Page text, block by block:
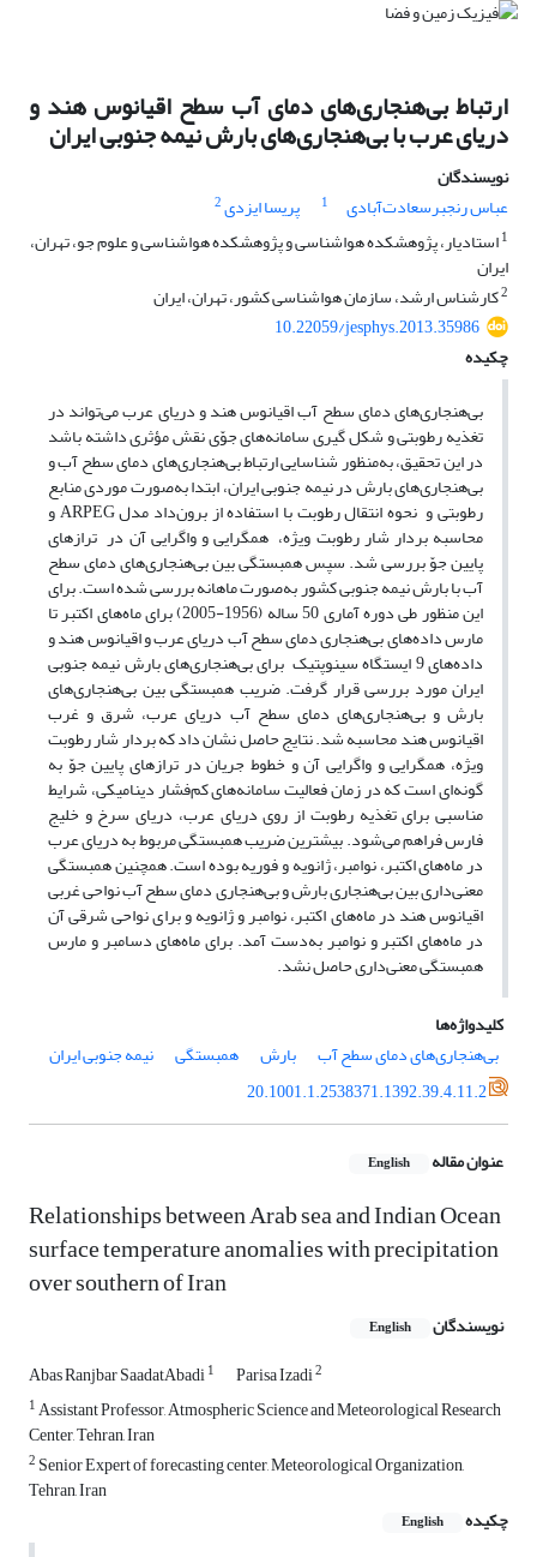
ارتباط بی‌هنجاری‌های دمای آب سطح اقیانوس هند و
دریای عرب با بی‌هنجاری‌های بارش نیمه جنوبی ایران
نویسندگان
عباس رنجبرسعادت‌آبادی
1 پریسا ایزدی2
1استادیار، پژوهشکده هواشناسی و پژوهشکده هواشناسی و علوم جو، تهران،
ایران
2کارشناس ارشد، سازمان هواشناسی کشور، تهران، ایران
10.22059/jesphys.2013.35986
چکیده
بی‌هنجاری‌‌های دمای سطح آب اقیانوس هند و دریای عرب می‌تواند در
تغذیه رطوبتی و شکل گیری سامانه‌های جوّی نقش مؤثری داشته باشد
در این تحقیق، به‌منظور شناسایی ارتباط بی‌هنجاری‌‌های دمای سطح آب و
بی‌هنجاری‌‌های بارش در نیمه جنوبی ایران، ابتدا به‌صورت موردی منابع
رطوبتی و نحوه انتقال رطوبت با استفاده از برون‌داد مدل ARPEG و
محاسبه بردار شار رطوبت ویژه، همگرایی و واگرایی آن در ترازهای
پایین جوّ بررسی شد. سپس همبستگی بین بی‌هنجاری‌‌های دمای سطح
آب با بارش نیمه جنوبی کشور به‌صورت ماهانه بررسی شده است. برای
این منظور طی دوره آماری 50 ساله (1956-2005) برای ماه‌های اکتبر تا
مارس داده‌های بی‌هنجاری دمای سطح آب دریای عرب و اقیانوس هند و
داده‌های 9 ایستگاه سینوپتیک برای بی‌هنجاری‌‌های بارش نیمه جنوبی
ایران مورد بررسی قرار گرفت. ضریب همبستگی بین بی‌هنجاری‌‌های
بارش و بی‌هنجاری‌‌های دمای سطح آب دریای عرب، شرق و غرب
اقیانوس هند محاسبه شد. نتایج حاصل نشان داد که بردار شار رطوبت
ویژه، همگرایی و واگرایی آن و خطوط جریان در ترازهای پایین جوّ به
گونه‌ای است که در زمان فعالیت سامانه‌های کم‌فشار دینامیکی، شرایط
مناسبی برای تغذیه رطوبت از روی دریای عرب، دریای سرخ و خلیج
فارس فراهم می‌شود. بیشترین ضریب همبستگی مربوط به دریای عرب
در ماه‌های اکتبر، نوامبر، ژانویه و فوریه بوده است. همچنین همبستگی
معنی‌داری بین بی‌هنجاری بارش و بی‌هنجاری دمای سطح آب نواحی غربی
اقیانوس هند در ماه‌های اکتبر، نوامبر و ژانویه و برای نواحی شرقی آن
در ماه‌های اکتبر و نوامبر به‌دست آمد. برای ماه‌های دسامبر و مارس
همبستگی معنی‌داری حاصل نشد.
کلیدواژه‌ها
بی‌هنجاری‌‌های دمای سطح آب
بارش همبستگی
نیمه جنوبی ایران
20.1001.1.2538371.1392.39.4.11.2
عنوان مقاله English
Relationships between Arab sea and Indian Ocean
surface temperature anomalies with precipitation
over southern of Iran
نویسندگان English
Abas Ranjbar SaadatAbadi1 Parisa Izadi2
1Assistant Professor, Atmospheric Science and Meteorological Research
Center, Tehran, Iran
2 Senior Expert of forecasting center, Meteorological Organization,
Tehran, Iran
چکیده
English